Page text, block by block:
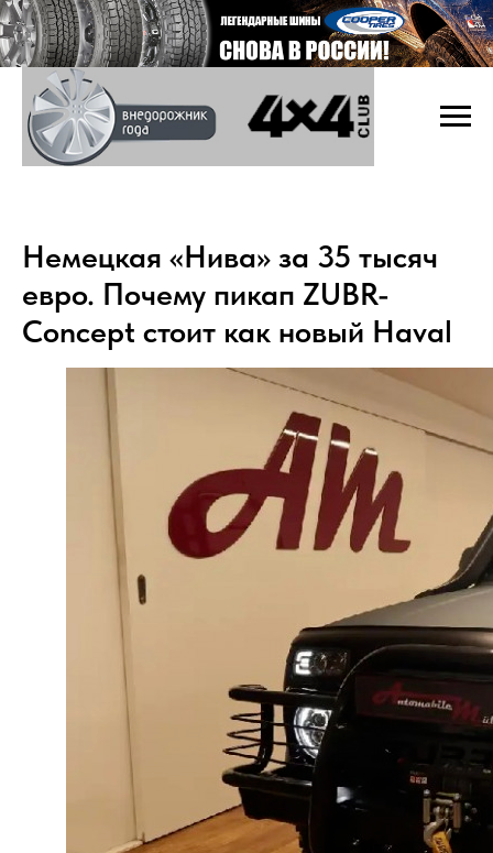
Немецкая «Нива» за 35 тысяч
евро. Почему пикап ZUBR-
Concept стоит как новый Haval